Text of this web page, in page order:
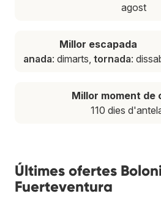
agost
Millor escapada
anada: dimarts, tornada:
Millor moment de
110 dies
Últimes ofertes
Fuerteventura